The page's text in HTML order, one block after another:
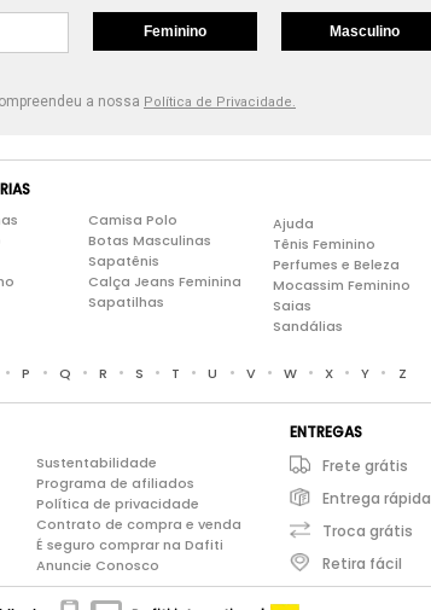
Feminino Masculino
a nossa Política de Privacidade.
Camisa Polo
Botas Masculinas
Sapatênis
Calça Jeans Feminina
Sapatilhas
Ajuda
Tênis Feminino
Perfumes e Beleza
Mocassim Feminino
Saias
Sandálias
• P • Q • R • S • T • U • V • W • X • Y • Z
Sustentabilidade
Programa de afiliados
Política de privacidade
Contrato de compra e venda
É seguro comprar na Dafiti
Anuncie Conosco
ENTREGAS
Frete grátis
Entrega rápida
Troca grátis
Retira fácil